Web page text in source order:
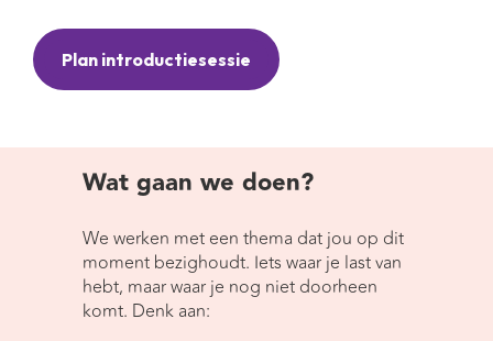
Plan introductiesessie
Wat gaan we doen?
We werken met een thema dat jou op dit
moment bezighoudt. Iets waar je last van
hebt, maar waar je nog niet doorheen
komt. Denk aan: